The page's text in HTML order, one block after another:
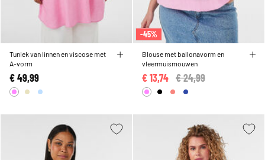
Tuniek van linnen en viscose met
A-vorm
€ 49,99
-45%
Blouse met ballonavorm en
vleermuismouwen
Price reduced from
€ 24,99
€ 13,74